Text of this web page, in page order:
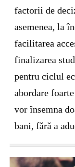
factorii de
asemenea, la
facilitarea
finalizarea
pentru ciclul
abordare
vor însemna
bani, fără a